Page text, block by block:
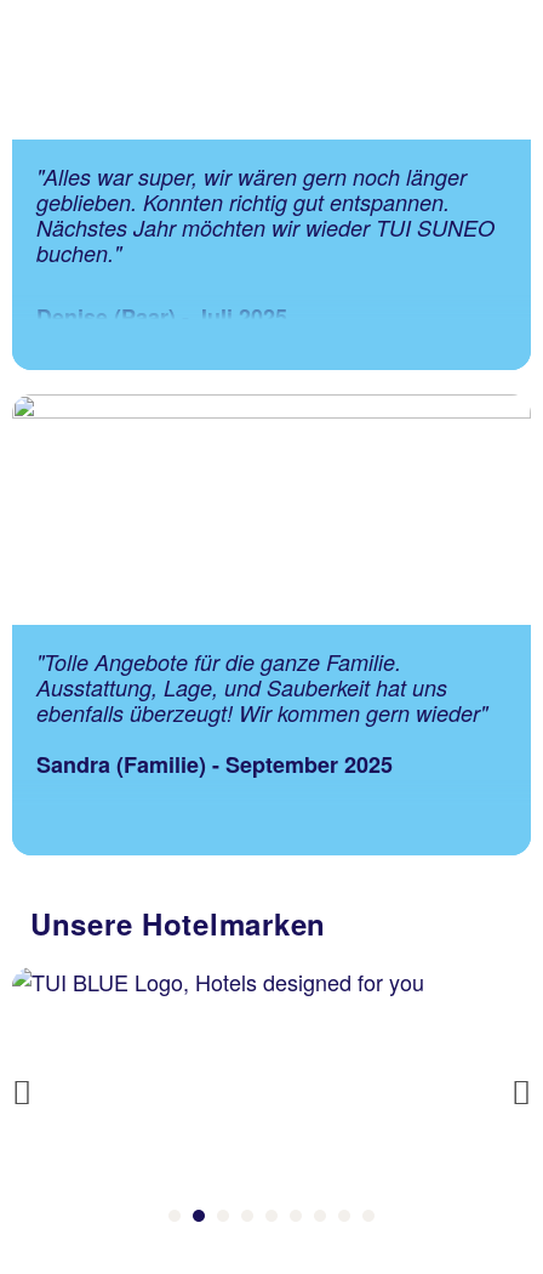
"Alles war super, wir wären gern noch länger
geblieben. Konnten richtig gut entspannen.
Nächstes Jahr möchten wir wieder TUI SUNEO
buchen."
Denise (Paar) - Juli 2025
"Tolle Angebote für die ganze Familie.
Ausstattung, Lage, und Sauberkeit hat uns
ebenfalls überzeugt! Wir kommen gern wieder"
Sandra (Familie) - September 2025
Unsere Hotelmarken
Previous